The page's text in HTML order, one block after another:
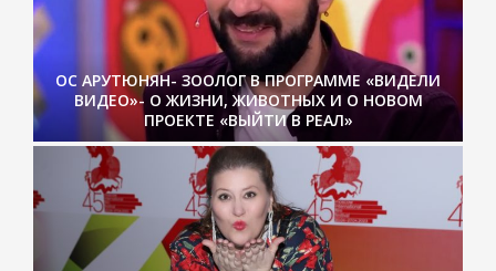
ОС АРУТЮНЯН- ЗООЛОГ В ПРОГРАММЕ «ВИДЕЛИ
ВИДЕО»- О ЖИЗНИ, ЖИВОТНЫХ И О НОВОМ
ПРОЕКТЕ «ВЫЙТИ В РЕАЛ»